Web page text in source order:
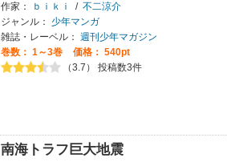
作家： ｂｉｋｉ / 不二涼介
ジャンル：
少年マンガ
雑誌・レーベル： 週刊少年マガジン
巻数： 1～3巻
価格： 540pt
（3.7） 投稿数3件
南海トラフ巨大地震